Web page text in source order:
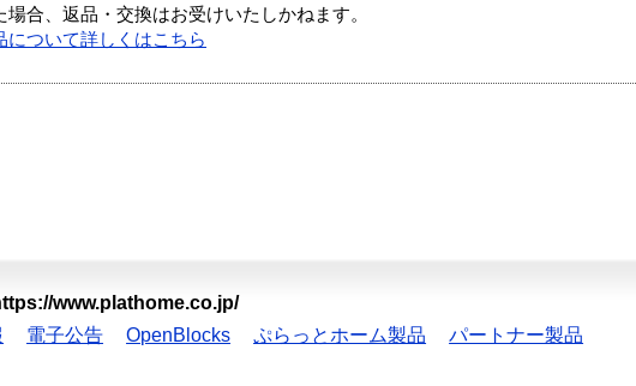
場合、返品・交換はお受けいたしかねます。
について詳しくはこちら
www.plathome.co.jp/
電子公告 OpenBlocks ぷらっとホーム製品 パートナー製品